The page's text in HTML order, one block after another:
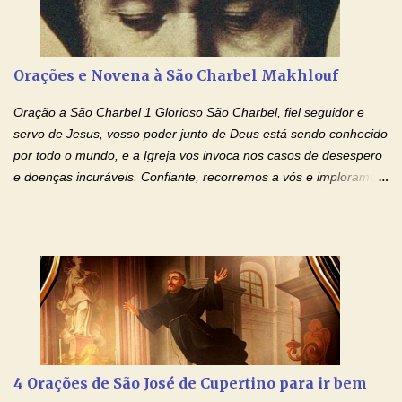
Poderoso, Criador do céu e da terra; e em Jesus Cristo, seu
único Filho, nosso Senhor; que foi concebido pelo poder do Espí­
foi crucificado, morto e sepultado. Desceu à mansão dos mortos;
ressuscitou ao terceiro dia; subiu aos céus, está sentado à direita
de Deus Pai todo-poderoso, donde há de vir a julgar os v...
Orações e Novena à São Charbel Makhlouf
Oração a São Charbel 1 Glorioso São Charbel, fiel seguidor e
servo de Jesus, vosso poder junto de Deus está sendo conhecido
por todo o mundo, e a Igreja vos invoca nos casos de desespero
e doenças incuráveis. Confiante, recorremos a vós e imploramos
Queremos sempre lembrar-nos deste favor, da vossa intercessão
e invocar-vos como nosso patrono, para maior glória de Deus e o
bem de nossas almas. São Charbel! Rogai por Nós e por todos
aqueles que invocam o vosso nome e auxílio. Amén. Oração 2 Ó
Deus, admirável em Vossos Santos, Vós que inspirastes a São
e a força para fazer triunfar, na sua vida, o heroísmo das virtudes
4 Orações de São José de Cupertino para ir bem